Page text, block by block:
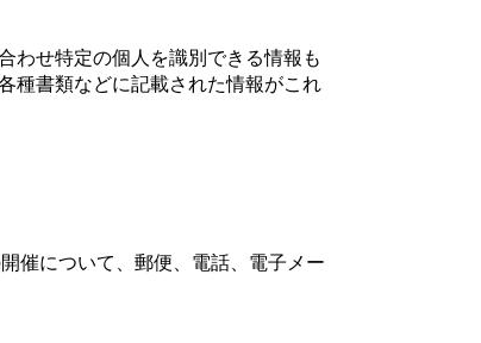
わせ特定の個人を識別できる情報も
種書類などに記載された情報がこれ
催について、郵便、電話、電子メー